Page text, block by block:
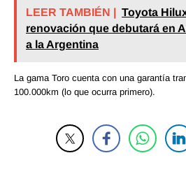
LEER TAMBIÉN | Toyota
renovación que debutará en
a la Argentina
La gama Toro cuenta con una garantía
100.000km (lo que ocurra primero).